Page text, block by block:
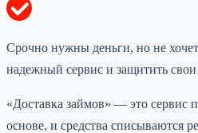
Срочно нужны деньги, но не
надежный сервис и защитить
«Доставка займов» — это сервис
основе, и средства списываются